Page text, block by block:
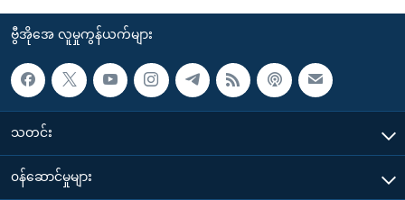
ဗွီအိုအေ လူမှုကွန်ယက်များ
သတင်း
၀န်ဆောင်မှုများ